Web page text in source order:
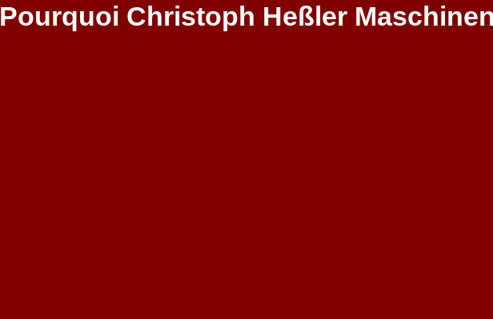
Pourquoi Christoph Heßler